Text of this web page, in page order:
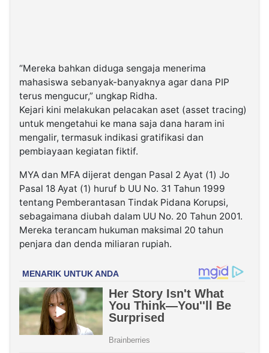
“Mereka bahkan diduga sengaja menerima
mahasiswa sebanyak-banyaknya agar dana PIP
terus mengucur,” ungkap Ridha.
Kejari kini melakukan pelacakan aset (asset tracing)
untuk mengetahui ke mana saja dana haram ini
mengalir, termasuk indikasi gratifikasi dan
pembiayaan kegiatan fiktif.
MYA dan MFA dijerat dengan Pasal 2 Ayat (1) Jo
Pasal 18 Ayat (1) huruf b UU No. 31 Tahun 1999
tentang Pemberantasan Tindak Pidana Korupsi,
sebagaimana diubah dalam UU No. 20 Tahun 2001.
Mereka terancam hukuman maksimal 20 tahun
penjara dan denda miliaran rupiah.